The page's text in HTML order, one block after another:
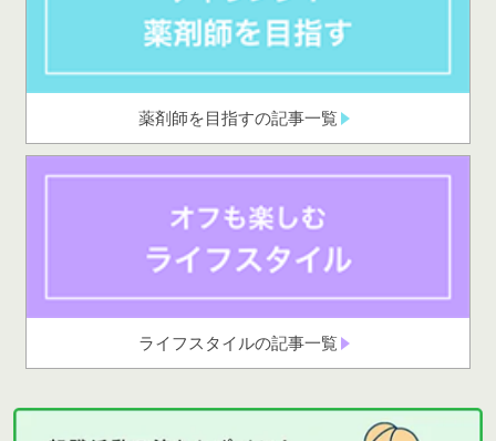
薬剤師を目指すの記事一覧
ライフスタイルの記事一覧